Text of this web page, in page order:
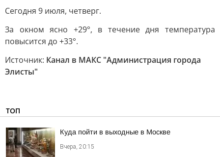
Сегодня 9 июля, четверг.
За окном ясно +29°, в течение дня температура
повысится до +33°.
Источник: Канал в МАКС "Администрация города
Элисты"
ТОП
Куда пойти в выходные в Москве
Вчера, 20:15